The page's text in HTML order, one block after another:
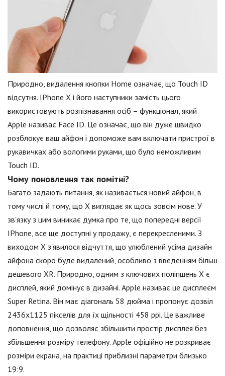
Природно, видалення кнопки Home означає, що Touch ID
відсутня. IPhone X і його наступники замість цього
використовують розпізнавання осіб – функціонал, який
Apple називає Face ID. Це означає, що він дуже швидко
розблокує ваш айфон і допоможе вам включати пристрої в
рукавичках або вологими руками, що було неможливим
Touch ID.
Чому поновлення так помітні?
Багато задають питання, як називається новий айфон, в
тому числі й тому, що X виглядає як щось зовсім нове. У
зв'язку з цим виникає думка про те, що попередні версії
IPhone, все ще доступні у продажу, є перекресленими. З
виходом X з'явилося відчуття, що улюблений усіма дизайн
айфона скоро буде видалений, особливо з введенням більш
дешевого XR. Природно, одним з ключових поліпшень X є
дисплей, який домінує в дизайні. Apple називає це дисплеєм
Super Retina. Він має діагональ 58 дюйма і пропонує дозвіл
2436x1125 пікселів для їх щільності 458 ppi. Це важливе
доповнення, що дозволяє збільшити простір дисплея без
збільшення розміру телефону. Apple офіційно не розкриває
розміри екрана, на практиці приблизні параметри близько
19:9.